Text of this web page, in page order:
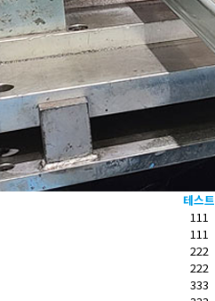
테스트
111
111
222
222
333